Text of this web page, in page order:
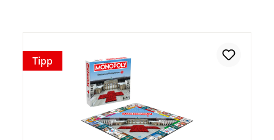
Tipp